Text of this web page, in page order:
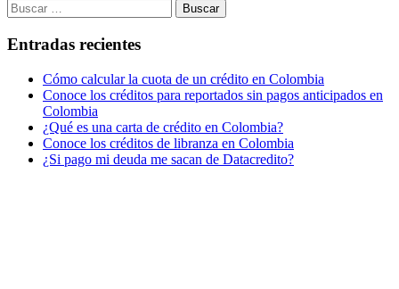
Entradas recientes
Cómo calcular la cuota de un crédito en Colombia
Conoce los créditos para reportados sin pagos anticipados en
Colombia
¿Qué es una carta de crédito en Colombia?
Conoce los créditos de libranza en Colombia
¿Si pago mi deuda me sacan de Datacredito?